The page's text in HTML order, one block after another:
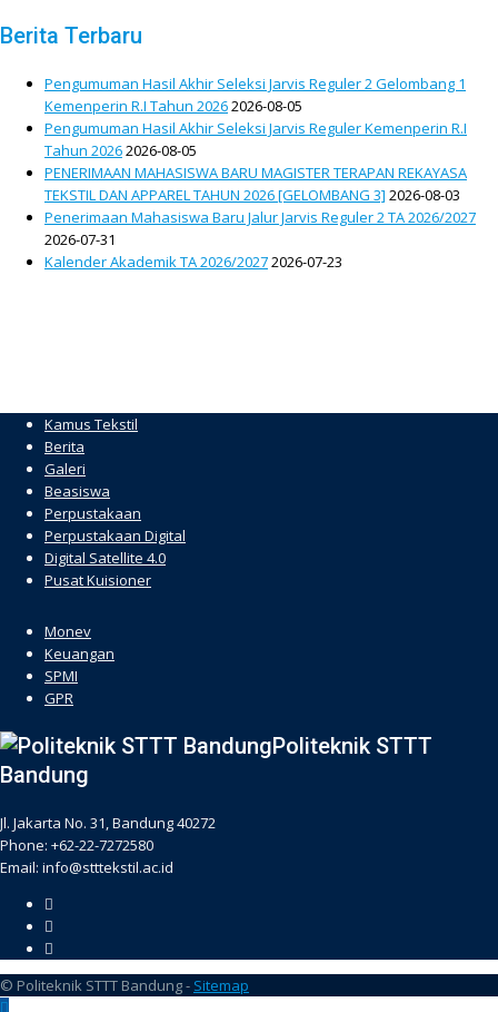
Berita Terbaru
Pengumuman Hasil Akhir Seleksi Jarvis Reguler 2 Gelombang 1
Kemenperin R.I Tahun 20262026-08-05
Pengumuman Hasil Akhir Seleksi Jarvis Reguler Kemenperin R.I
Tahun 20262026-08-05
PENERIMAAN MAHASISWA BARU MAGISTER TERAPAN REKAYASA
TEKSTIL DAN APPAREL TAHUN 2026 [GELOMBANG 3] 2026-08-03
Penerimaan Mahasiswa Baru Jalur Jarvis Reguler 2 TA 2026/2027
2026-07-31
Kalender Akademik TA 2026/20272026-07-23
Kamus Tekstil
Berita
Galeri
Beasiswa
Perpustakaan
Perpustakaan Digital
Digital Satellite 4.0
Pusat Kuisioner
Monev
Keuangan
SPMI
GPR
Politeknik STTT
Bandung
Jl. Jakarta No. 31, Bandung 40272
Phone: +62-22-7272580
Email: info@stttekstil.ac.id
© Politeknik STTT Bandung - Sitemap